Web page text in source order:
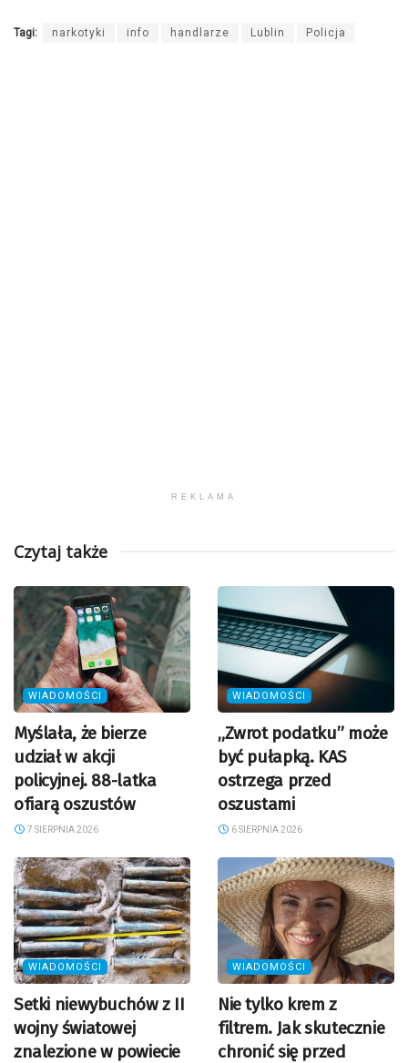
Tagi: narkotyki info handlarze Lublin Policja
REKLAMA
Czytaj także
WIADOMOŚCI
Myślała, że bierze
udział w akcji
policyjnej. 88-latka
ofiarą oszustów
7 SIERPNIA 2026
WIADOMOŚCI
„Zwrot podatku” może
być pułapką. KAS
ostrzega przed
oszustami
6 SIERPNIA 2026
WIADOMOŚCI
Setki niewybuchów z II
wojny światowej
znalezione w powiecie
WIADOMOŚCI
Nie tylko krem z
filtrem. Jak skutecznie
chronić się przed